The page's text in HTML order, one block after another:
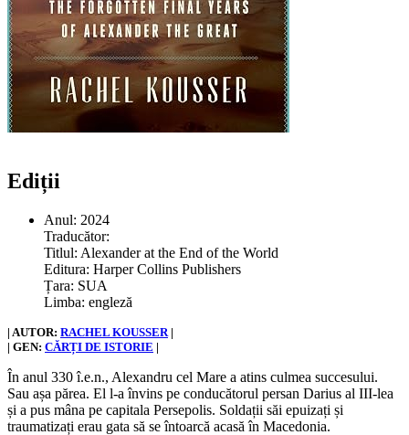
Ediții
Anul: 2024
Traducător:
Titlul: Alexander at the End of the World
Editura: Harper Collins Publishers
Țara: SUA
Limba: engleză
| AUTOR: RACHEL KOUSSER |
| GEN: CĂRȚI DE ISTORIE |
În anul 330 î.e.n., Alexandru cel Mare a atins culmea succesului.
Sau așa părea. El l-a învins pe conducătorul persan Darius al III-lea
și a pus mâna pe capitala Persepolis. Soldații săi epuizați și
traumatizați erau gata să se întoarcă acasă în Macedonia.